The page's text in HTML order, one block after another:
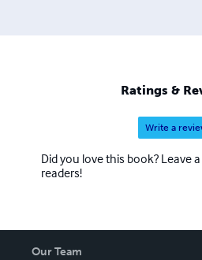
Ratings &
Write a
Did you love this book? Leave
readers!
Our Team